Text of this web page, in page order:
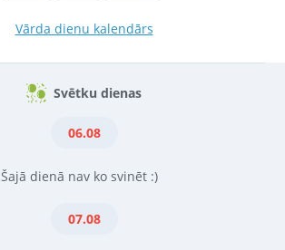
Vārda dienu kalendārs
Svētku dienas
06.08
Šajā dienā nav ko svinēt :)
07.08